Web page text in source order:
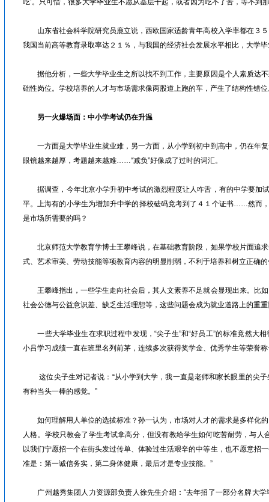
吃’。只可惜，很多大学毕业生不愿从基层干起，或者因为吃不了苦，等不到
山东省社会科学院研究员鹿立说，西欧国家适龄青年高校入学率都在３５
我国当前高等教育录取率达２１％，与我国的经济社会发展水平相比，大学
据他分析，一些大学毕业生之所以找不到工作，主要原因是个人素质达不
础性岗位。学校培养的人才与市场需求像两股道上跑的车，产生了结构性错
另一火爆场面：中小学考试仍在升温
一方面是大学毕业生就业难，另一方面，从小学到初中到高中，仍在年复
眼镜越来越厚，考题越来越难……“减负”好像成了过时的词汇。
据调查，今年北京小学升初中考试的激烈程度让人咋舌，有的中学要加试
平。上海有的小学生为增加升中学的择校砝码竟考到了４１个证书……然而
是市场所需要的吗？
北京师范大学教育学博士王攀峰说，在基础教育阶段，如果学校片面追求
式、艺术审美、劳动技能等项教育内容的明显削弱，不利于培养和树立正确
王攀峰指出，一些学生走向社会后，其人文素养不足就会显现出来。比如
社会公德与公益意识差、缺乏生活理想等，这些问题会成为就业道路上的重
一些大学毕业生在求职过程中发现，“尖子生”和“好员工”的标准竟然大
小吕学习成绩一直在班里名列前茅，连续多次获得奖学金、优秀学生等荣誉
这位尖子生对记者说：“从小学到大学，我一直是老师和家长眼里的尖子
有种当头一棒的感觉。”
如何理解用人单位的选拔标准？孙一认为，市场对人才的需求是多样化的
人格。学校只教会了学生考试拿高分，但没有教给学生如何吃苦耐劳，与人
以我们宁愿招一个在街头发过传单、体验过生活艰辛的中等生，也不愿意招
准是：第一诚信务实，第二身体健康，最后才是专业技能。”
广州越秀集团人力资源部负责人徐先生介绍：“去年招了一部分名牌大学